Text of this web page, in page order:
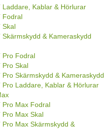
Laddare, Kablar & Hörlurar
Fodral
Skal
Skärmskydd & Kameraskydd
Pro Fodral
Pro Skal
Pro Skärmskydd & Kameraskydd
Pro Laddare, Kablar & Hörlurar
Pro Max Fodral
Pro Max Skal
Pro Max Skärmskydd &